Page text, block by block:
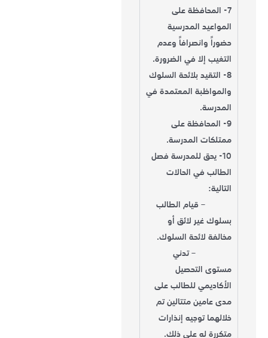
7- المحافظة على
المواعيد المدرسية
حضوراً وانصرافاً وعدم
التغيب إلا في الضرورة.
8- التقيد بلائحة السلوك
والمواظبة المعتمدة في
المدرسة.
9- المحافظة على
ممتلكات المدرسة.
10- يحق للمدرسة فصل
الطالب في الحالات
التالية:
– قيام الطالب
بسلوك غير لائق أو
مخالفة لائحة السلوك.
– تدني
مستوى التحصيل
الأكاديمي للطالب على
مدى عامين متتالين تم
خلالهما توجيه إنذارات
متكررة له على ذلك.